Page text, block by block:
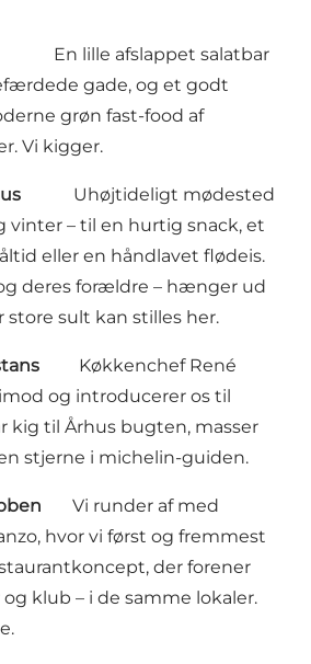
afslappet salatbar
gade, og et godt
grøn fast-food af
Vi kigger.
Uhøjtideligt mødested
vinter – til en hurtig snack, et
eller en håndlavet flødeis.
deres forældre – hænger ud
store sult kan stilles her.
Køkkenchef René
og introducerer os til
kig til Århus bugten, masser
stjerne i michelin-guiden.
Vi runder af med
hvor vi først og fremmest
der forener
klub – i de samme lokaler.